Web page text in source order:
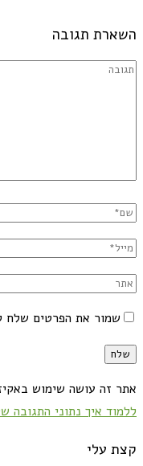
השארת תגובה
שמור את הפרטים שלח
אתר זה עושה שימוש
ללמוד איך נתוני התגובה
קצת עלי